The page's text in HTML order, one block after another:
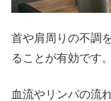
首や肩周りの不調
ることが有効です。
血流やリンパの流